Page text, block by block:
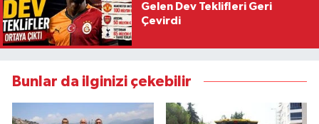
Gelen Dev Teklifleri Geri
Çevirdi
Bunlar da ilginizi çekebilir